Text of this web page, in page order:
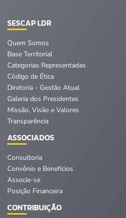
SESCAP LDR
Quem Somos
Base Territorial
Categorias Representadas
Código de Ética
Diretoria - Gestão Atual
Galeria dos Presidentes
Missão, Visão e Valores
Transparência
ASSOCIADOS
Consultoria
Convênio e Benefícios
Associe-se
Posição Financeira
CONTRIBUIÇÃO